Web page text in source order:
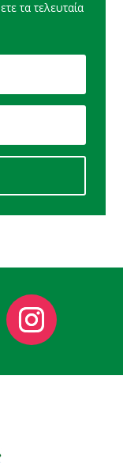
τα τελευταία